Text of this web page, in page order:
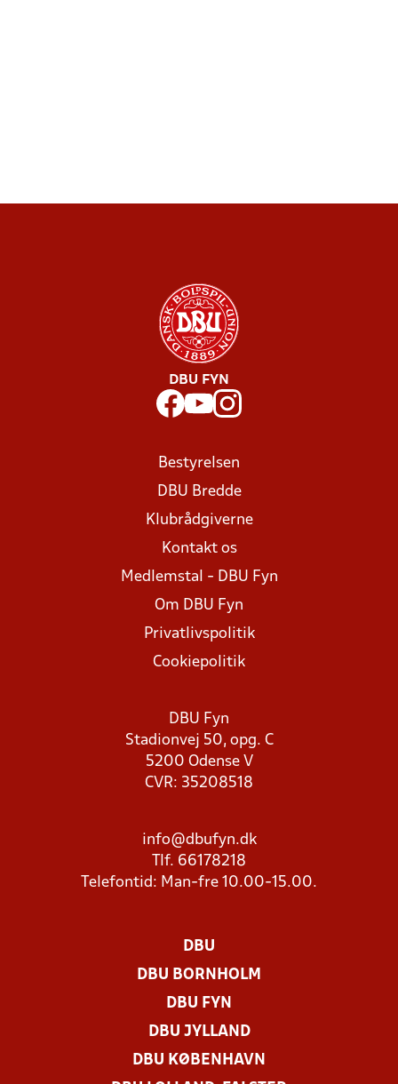
DBU FYN
Bestyrelsen
DBU Bredde
Klubrådgiverne
Kontakt os
Medlemstal - DBU Fyn
Om DBU Fyn
Privatlivspolitik
Cookiepolitik
DBU Fyn
Stadionvej 50, opg. C
5200 Odense V
CVR: 35208518
info@dbufyn.dk
Tlf. 66178218
Telefontid: Man-fre 10.00-15.00.
DBU
DBU BORNHOLM
DBU FYN
DBU JYLLAND
DBU KØBENHAVN